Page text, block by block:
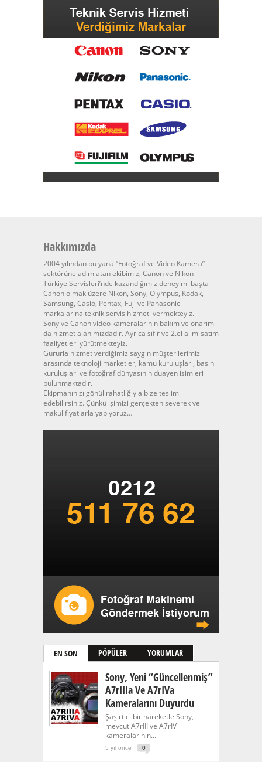
Hakkımızda
2004 yılından bu yana “Fotoğraf ve Video Kamera”
sektörüne adım atan ekibimiz, Canon ve Nikon
Türkiye Servisleri’nde kazandığımız deneyimi başta
Canon olmak üzere Nikon, Sony, Olympus, Kodak,
Samsung, Casio, Pentax, Fuji ve Panasonic
markalarına teknik servis hizmeti vermekteyiz.
Sony ve Canon video kameralarının bakım ve onarımı
da hizmet alanımızdadır. Ayrıca sıfır ve 2.el alım-satım
faaliyetleri yürütmekteyiz.
Gururla hizmet verdiğimiz saygın müşterilerimiz
arasında teknoloji marketler, kamu kuruluşları, basın
kuruluşları ve fotoğraf dünyasının duayen isimleri
bulunmaktadır.
Ekipmanınızı gönül rahatlığıyla bize teslim
edebilirsiniz. Çünkü işimizi gerçekten severek ve
makul fiyatlarla yapıyoruz…
EN SON PÖPÜLER YORUMLAR
Sony, Yeni “güncellenmiş”
A7rIIIa Ve A7rIVa
Kameralarını Duyurdu
Şaşırtıcı bir hareketle Sony,
mevcut A7rIII ve A7rIV
kameralarının...
5 yıl önce 0